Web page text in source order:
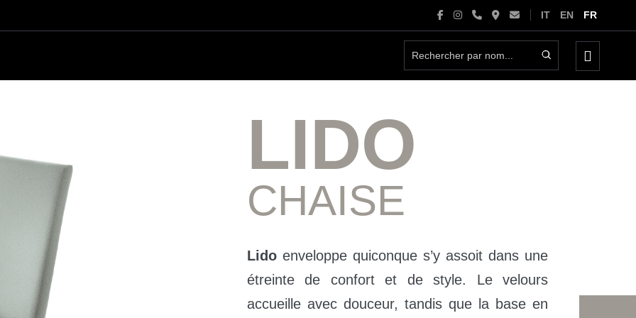
IT EN FR
basculer
le
LIDO
CHAISE
Lido enveloppe quiconque s’y assoit dans une
étreinte de confort et de style. Le velours
accueille avec douceur, tandis que la base en